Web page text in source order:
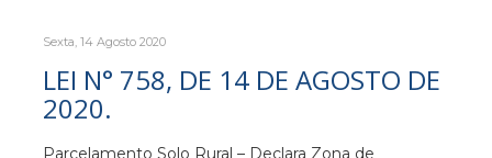
Sexta, 14 Agosto 2020
LEI N° 758, DE 14 DE AGOSTO DE
2020.
Parcelamento Solo Rural – Declara Zona de